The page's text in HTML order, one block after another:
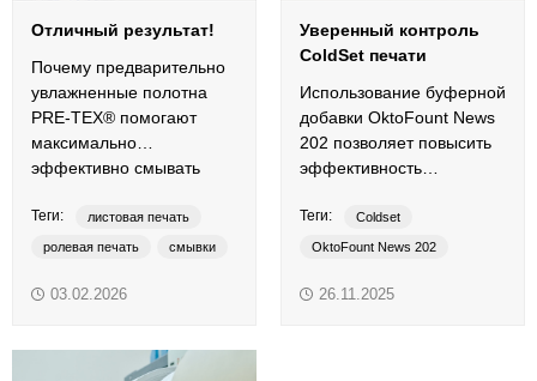
Отличный результат!
Почему предварительно
увлажненные полотна
PRE-TEX® помогают
максимально
эффективно смывать
Теги: листовая печать
ролевая печать смывки
03.02.2026
Уверенный контроль
ColdSet печати
Использование буферной
добавки OktoFount News
202 позволяет повысить
эффективность
производства.
Теги: Coldset
OktoFount News 202
26.11.2025